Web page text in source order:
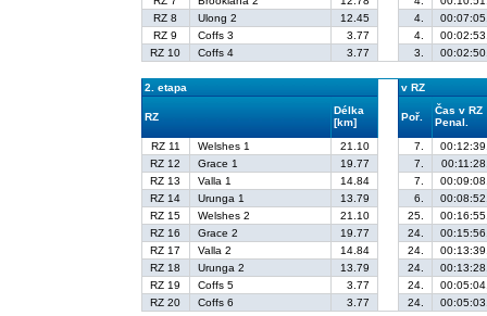
RZ 8
Ulong 2 12.45 4.
RZ 9
Coffs 3 3.77 4.
RZ 10
Coffs 4 3.77 3.
2. etapa v RZ
RZ
Délka
[km]
Poř.
Čas v RZ
Penal.
RZ 11
Welshes 1 21.10 7.
RZ 12
Grace 1 19.77 7.
RZ 13
Valla 1 14.84 7.
RZ 14
Urunga 1 13.79 6.
RZ 15
Welshes 2 21.10 25.
RZ 16
Grace 2 19.77 24.
RZ 17
Valla 2 14.84 24.
RZ 18
Urunga 2 13.79 24.
RZ 19
Coffs 5 3.77 24.
RZ 20
Coffs 6 3.77 24.